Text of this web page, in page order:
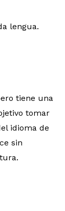
lengua.
tiene una
tomar
idioma de
sin